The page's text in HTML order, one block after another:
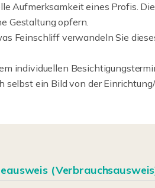
Aufmerksamkeit eines Profis.
Gestaltung opfern.
Feinschliff verwandeln Sie
individuellen
selbst ein Bild von der